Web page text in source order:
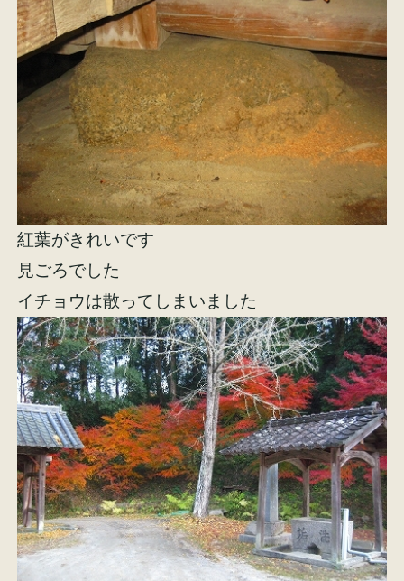
紅葉がきれいです
見ごろでした
イチョウは散ってしまいました